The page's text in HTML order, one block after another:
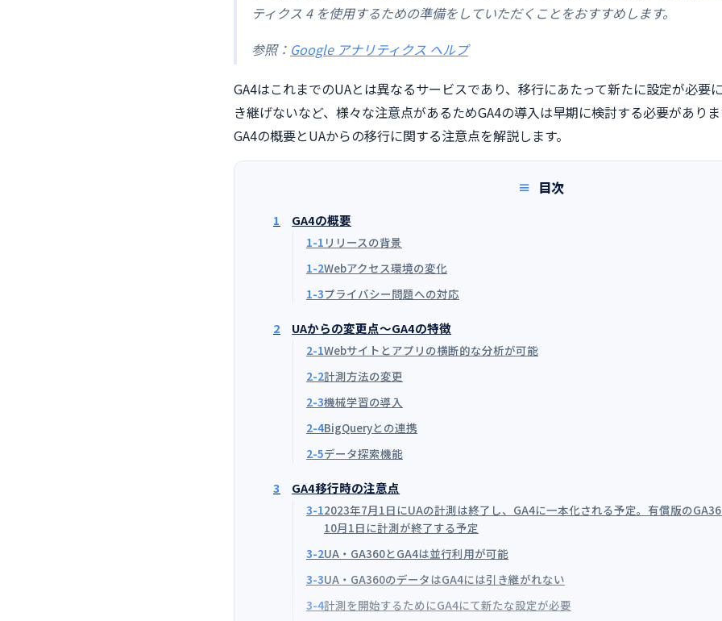
ティクス 4 を使用するための準備をしていただくことをおすすめします。
参照： Google アナリティクス ヘルプ
GA4はこれまでのUAとは異なるサービスであり、移行にあたって新たに設定が必要
き継げないなど、様々な注意点があるためGA4の導入は早期に検討する必要があり
GA4の概要とUAからの移行に関する注意点を解説します。
目次
1 GA4の概要
1-1 リリースの背景
1-2Webアクセス環境の変化
1-3プライバシー問題への対応
2 UAからの変更点〜GA4の特徴
2-1Webサイトとアプリの横断的な分析が可能
2-2計測方法の変更
2-3機械学習の導入
2-4BigQueryとの連携
2-5データ探索機能
3 GA4移行時の注意点
3-12023年7月1日にUAの計測は終了し、GA4に一本化される予定。有償版の
10月1日に計測が終了する予定
3-2UA・GA360とGA4は並行利用が可能
3-3UA・GA360のデータはGA4には引き継がれない
3-4計測を開始するためにGA4にて新たな設定が必要